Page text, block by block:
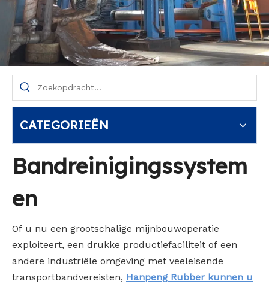
CATEGORIEËN
Bandreinigingssystem
en
Of u nu een grootschalige mijnbouwoperatie
exploiteert, een drukke productiefaciliteit of een
andere industriële omgeving met veeleisende
transportbandvereisten, Hanpeng Rubber kunnen u